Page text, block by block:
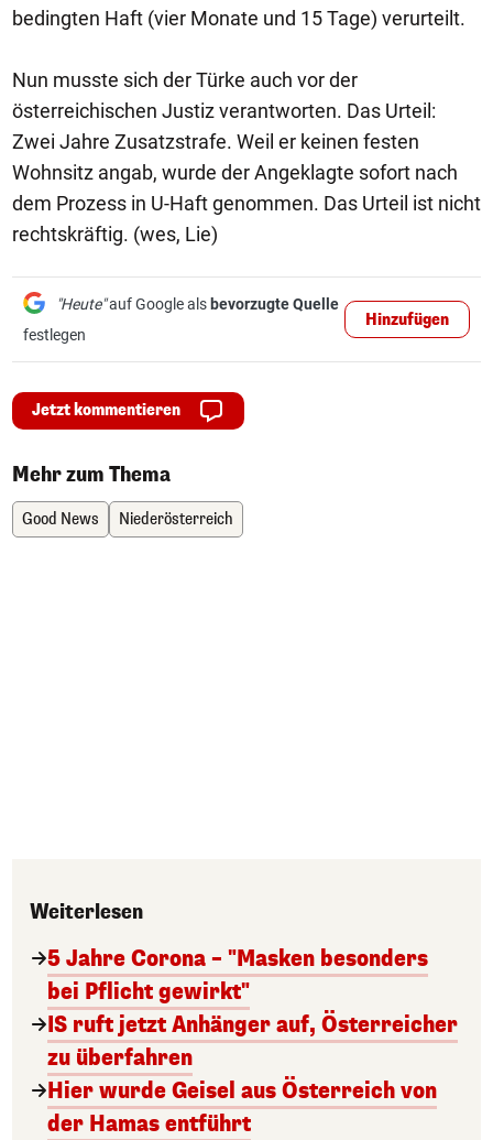
bedingten Haft (vier Monate und 15 Tage) verurteilt.
Nun musste sich der Türke auch vor der
österreichischen Justiz verantworten. Das Urteil:
Zwei Jahre Zusatzstrafe. Weil er keinen festen
Wohnsitz angab, wurde der Angeklagte sofort nach
dem Prozess in U-Haft genommen. Das Urteil ist nicht
rechtskräftig. (wes, Lie)
"Heute"auf Google als bevorzugte Quelle
festlegen
Hinzufügen
Jetzt kommentieren
Mehr zum Thema
Good News Niederösterreich
Weiterlesen
5 Jahre Corona – "Masken besonders
bei Pflicht gewirkt"
IS ruft jetzt Anhänger auf, Österreicher
zu überfahren
Hier wurde Geisel aus Österreich von
der Hamas entführt